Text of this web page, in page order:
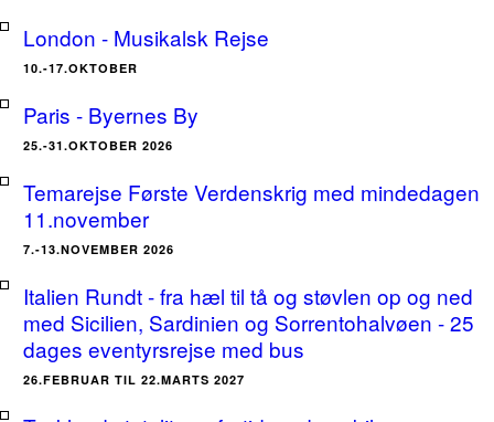
London - Musikalsk Rejse
10.-17.OKTOBER
Paris - Byernes By
25.-31.OKTOBER 2026
Temarejse Første Verdenskrig med mindedagen
11.november
7.-13.NOVEMBER 2026
Italien Rundt - fra hæl til tå og støvlen op og ned
med Sicilien, Sardinien og Sorrentohalvøen - 25
dages eventyrsrejse med bus
26.FEBRUAR TIL 22.MARTS 2027